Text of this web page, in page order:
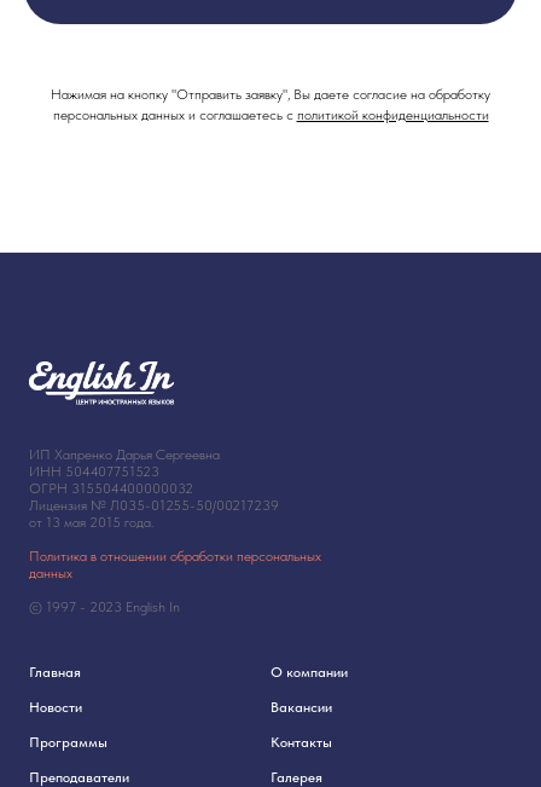
Нажимая на кнопку "Отправить заявку", Вы даете согласие на обработку
персональных данных и соглашаетесь c политикой конфиденциальности
ИП Хапренко Дарья Сергеевна
ИНН 504407751523
ОГРН 315504400000032
Лицензия № Л035-01255-50/00217239
от 13 мая 2015 года.
Политика в отношении обработки персональных
данных
© 1997 - 2023 English In
Главная
Новости
Программы
Преподаватели
О компании
Вакансии
Контакты
Галерея